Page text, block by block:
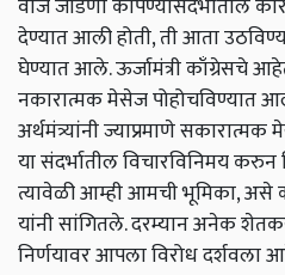
वीज जोडणी कापण्यासंदर्भातील
देण्यात आली होती,ती आता
घेण्यात आले. ऊर्जामंत्री काँग्रेसचे
नकारात्मक मेसेज पोहोचविण्यात
अर्थमंत्र्यांनी ज्याप्रमाणे
या संदर्भातील विचारविनिमय
त्यावेळी आम्ही आमची भूमिका,असे
यांनी सांगितले. दरम्यान अनेक
निर्णयावर आपला विरोध दर्शवला